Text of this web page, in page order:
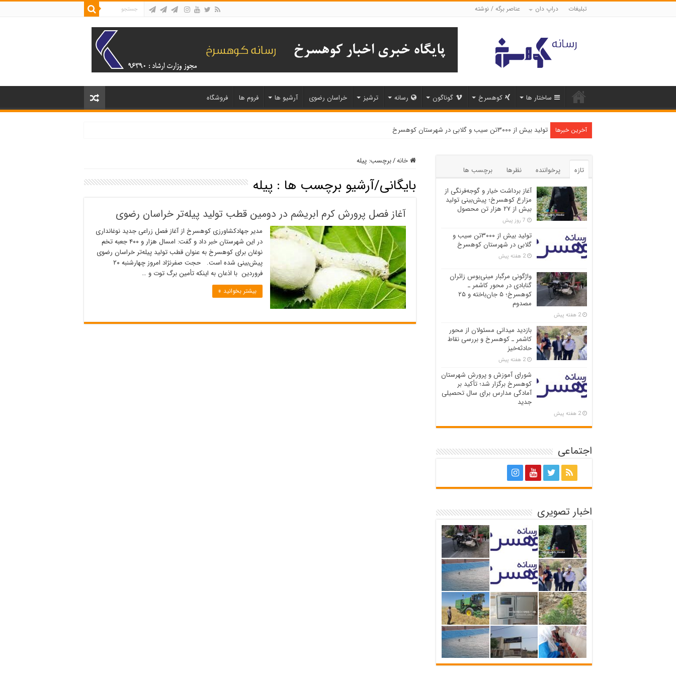
تبلیغات دراپ دان عناصر برگه / نوشته
ساختار ها کوهسرخ گوناگون رسانه ترشیز خراسان رضوی آرشیو ها فروم ها فروشگاه
آخرین خبرها تولید بیش از ۳۰۰۰تن سیب و گلابی در شهرستان کوهسرخ
خانه/برچسب: پیله
بایگانی/آرشیو برچسب ها : پیله
آغاز فصل پرورش کرم ابریشم در دومین قطب تولید پیله‌تر خراسان رضوی
مدیر جهادکشاورزی کوهسرخ از آغاز فصل زراعی جدید نوغانداری
در این شهرستان خبر داد و گفت: امسال هزار و ۴۰۰ جعبه تخم
نوغان برای کوهسرخ به عنوان قطب تولید پیله‌تر خراسان رضوی
پیش‌بینی شده است. حجت صفرنژاد امروز چهارشنبه ۲۰
فروردین با اذعان به اینکه تأمین برگ توت و …
بیشتر بخوانید »
تازه پرخواننده نظرها
برچسب ها
آغاز برداشت خیار و گوجه‌فرنگی از
مزارع کوهسرخ؛ پیش‌بینی تولید
بیش از ۲۷ هزار تن محصول
7 روز پیش
تولید بیش از ۳۰۰۰تن سیب و
گلابی در شهرستان کوهسرخ
2 هفته پیش
واژگونی مرگبار مینی‌بوس زائران
گنابادی در محور کاشمر ـ
کوهسرخ؛ ۵ جان‌باخته و ۲۵
مصدوم
2 هفته پیش
بازدید میدانی مسئولان از محور
کاشمر ـ کوهسرخ و بررسی نقاط
حادثه‌خیز
2 هفته پیش
شورای آموزش و پرورش شهرستان
کوهسرخ برگزار شد؛ تأکید بر
آمادگی مدارس برای سال تحصیلی
جدید
2 هفته پیش
اجتماعی
اخبار تصویری